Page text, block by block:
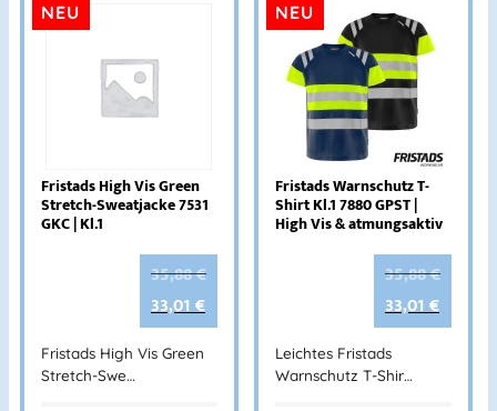
NEU
Fristads High Vis Green
Stretch-Sweatjacke 7531
GKC | Kl.1
35,88€
33,01€
Fristads High Vis Green
Stretch-Swe…
NEU
Fristads Warnschutz T-
Shirt Kl.1 7880 GPST |
High Vis & atmungsaktiv
35,88€
33,01€
Leichtes Fristads
Warnschutz T-Shir…